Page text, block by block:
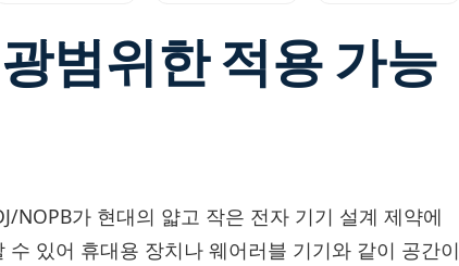
범위한 적용 가능
NOPB가 현대의 얇고 작은 전자 기기 설계 제약에
수 있어 휴대용 장치나 웨어러블 기기와 같이 공간이